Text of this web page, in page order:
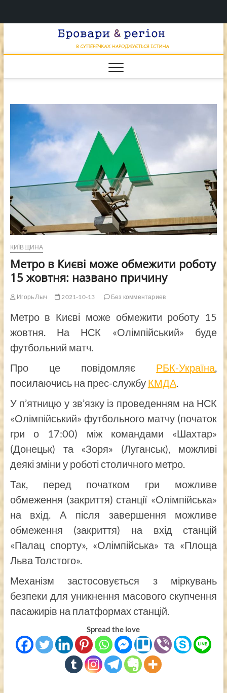
содержимому
НАРОДЖУЄТЬСЯ
КИЇВЩИНА
Метро в Києві може обмежити роботу
15 жовтня: названо причину
Игорь Лыч 2021-10-13 Без комментариев
Метро в Києві може обмежити роботу 15
жовтня. На НСК «Олімпійський» буде
футбольний матч.
Про це повідомляє РБК-Україна,
посилаючись на прес-службу КМДА.
У п’ятницю у зв’язку із проведенням на НСК
«Олімпійський» футбольного матчу (початок
гри о 17:00) між командами «Шахтар»
(Донецьк) та «Зоря» (Луганськ), можливі
деякі зміни у роботі столичного метро.
Так, перед початком гри можливе
обмеження (закриття) станції «Олімпійська»
на вхід. А після завершення можливе
обмеження (закриття) на вхід станцій
«Палац спорту», «Олімпійська» та «Площа
Льва Толстого».
Механізм застосовується з міркувань
безпеки для уникнення масового скупчення
пасажирів на платформах станцій.
Spread the love